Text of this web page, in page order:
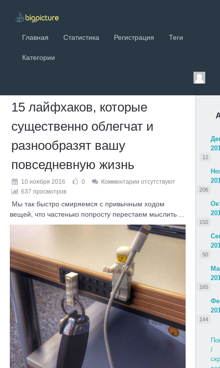
Главная Статистика Регистрация Теги
Категории
12
206
150
50
165
144
/
15 лайфхаков, которые
существенно облегчат и
разнообразят вашу
повседневную жизнь
10 ноября 2016 0
Комментарии отсутствуют
637 просмотров
Мы так быстро смиряемся с привычным ходом
вещей, что частенько попросту перестаем мыслить ...